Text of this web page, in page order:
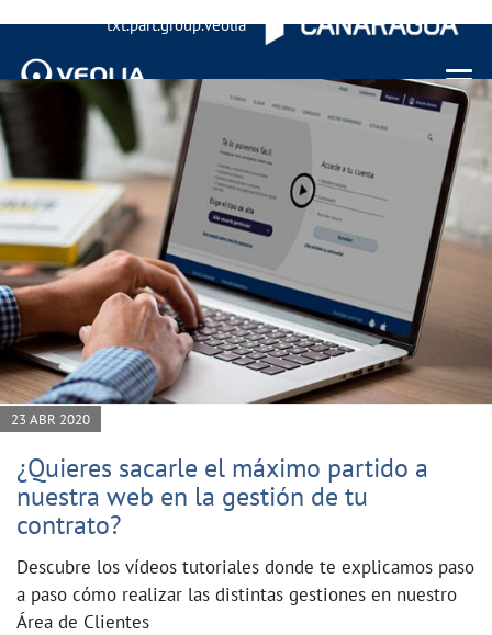
txt.part.group.veolia
Menu
23 ABR 2020
¿Quieres sacarle el máximo partido a
nuestra web en la gestión de tu
contrato?
Descubre los vídeos tutoriales donde te explicamos paso
a paso cómo realizar las distintas gestiones en nuestro
Área de Clientes